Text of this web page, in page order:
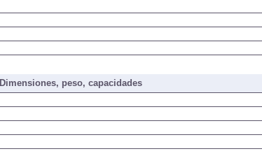
Dimensiones, peso, capacidades